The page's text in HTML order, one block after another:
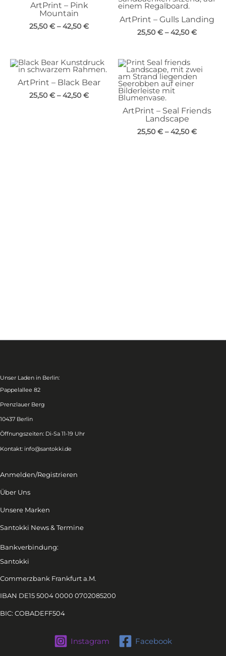
ArtPrint – Pink
Mountain
25,50 € –42,50 €
ArtPrint – Gulls Landing
25,50 € –42,50 €
ArtPrint – Black Bear
25,50 € –42,50 €
ArtPrint – Seal Friends
Landscape
25,50 € –42,50 €
Unser Laden in Berlin:
Pappelallee 82
Prenzlauer Berg
10437 Berlin
Öffnungszeiten: Di-Sa 11-19 Uhr
Kontakt: info@santokki.de
Anmelden/Registrieren
Über Uns
Unsere Marken
Santokki News & Termine
Bankverbindung:
Santokki
Commerzbank Frankfurt a.M.
IBAN DE15 5004 0000 0702085200
BIC: COBADEFF504
Instagram Facebook